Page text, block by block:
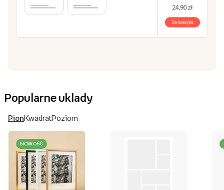
Popularne uklady
PionKwadratPoziom
NOWOŚĆ